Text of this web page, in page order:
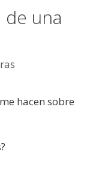
una
hacen sobre